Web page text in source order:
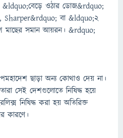
ওঠার ডোজ&rdquo;
বা &ldquo;২
মাছের সমান আয়রন। &rdquo;
ছাড়া অন্য কোথাও দেয় না।
সেই দেশগুলোতে নিষিদ্ধ হয়ে
নিষিদ্ধ করা হয় অতিরিক্ত
কারণে।